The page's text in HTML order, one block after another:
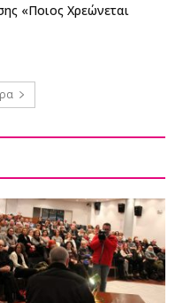
«Ποιος Χρεώνεται